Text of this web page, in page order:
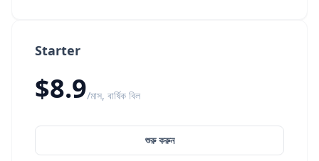
Starter
$8.9/মাস, বার্ষিক বিল
শুরু করুন